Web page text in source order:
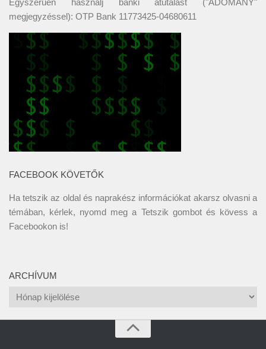
Egyszerűen használj banki átutalást ("ADOMÁNY"
megjegyzéssel): OTP Bank 11773425-04680611
FACEBOOK KÖVETŐK
Ha tetszik az oldal és naprakész információkat akarsz olvasni a
témában, kérlek, nyomd meg a Tetszik gombot és kövess a
Facebookon is!
ARCHÍVUM
Archívum